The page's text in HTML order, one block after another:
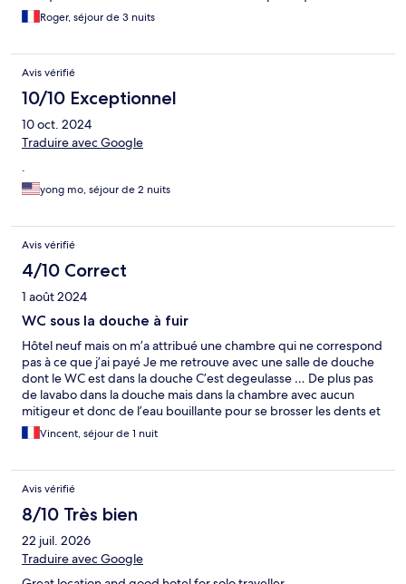
comme extérieure pour cet hôtel récent.
Roger, séjour de 3 nuits
Avis vérifié
10/10 Exceptionnel
10 oct. 2024
Traduire avec Google
.
yong mo, séjour de 2 nuits
Avis vérifié
4/10 Correct
1 août 2024
WC sous la douche à fuir
Hôtel neuf mais on m’a attribué une chambre qui ne correspond
pas à ce que j’ai payé Je me retrouve avec une salle de douche
dont le WC est dans la douche C’est degeulasse … De plus pas
de lavabo dans la douche mais dans la chambre avec aucun
mitigeur et donc de l’eau bouillante pour se brosser les dents et
une pression tel que vous inonder toute la chambre dès que
vous ouvrez le robinet Dommage car l’hôtel est beau
Vincent, séjour de 1 nuit
Avis vérifié
8/10 Très bien
22 juil. 2026
Traduire avec Google